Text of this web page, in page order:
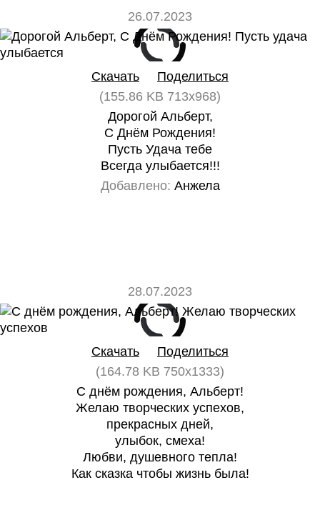
26.07.2023
0 0
Скачать
Поделиться
(155.86 KB 713x968)
Дорогой Альберт,
С Днём Рождения!
Пусть Удача тебе
Всегда улыбается!!!
Добавлено: Анжела
28.07.2023
Скачать
Поделиться
(164.78 KB 750x1333)
С днём рождения, Альберт!
Желаю творческих успехов,
прекрасных дней,
улыбок, смеха!
Любви, душевного тепла!
Как сказка чтобы жизнь была!